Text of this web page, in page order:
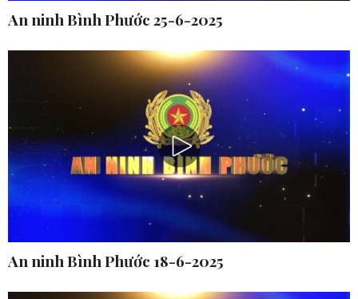
An ninh Bình Phước 25-6-2025
An ninh Bình Phước 18-6-2025